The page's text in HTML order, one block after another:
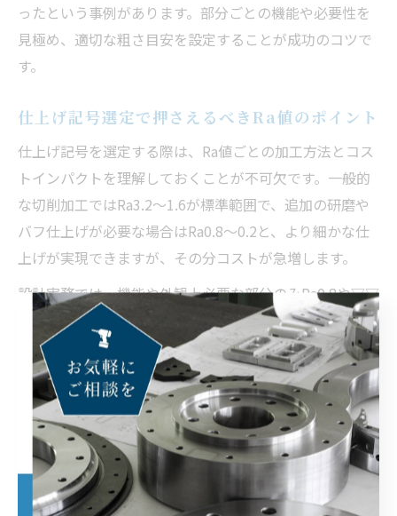
ったという事例があります。部分ごとの機能や必要性を
見極め、適切な粗さ目安を設定することが成功のコツで
す。
仕上げ記号選定で押さえるべきRa値のポイント
仕上げ記号を選定する際は、Ra値ごとの加工方法とコス
トインパクトを理解しておくことが不可欠です。一般的
な切削加工ではRa3.2～1.6が標準範囲で、追加の研磨や
バフ仕上げが必要な場合はRa0.8～0.2と、より細かな仕
上げが実現できますが、その分コストが急増します。
設計実務では、機能や外観上必要な部分のみRa0.8や▽▽
指定とし、それ以外はRa1.6やRa3.2とすることで、全体
の加工費用を最適化できます。奈良県の精密加工現場で
も「必要以上に厳しい指定はコスト増・納期遅延の元」
とされており、現場とのすり合わせが重要です。
よくある質問として「Ra25とはどういう意味か？」があ
りますが、これはRaが25μmという意味で、粗い削り仕
上げを示します。目的に応じたRa値の指定が、品質とコ